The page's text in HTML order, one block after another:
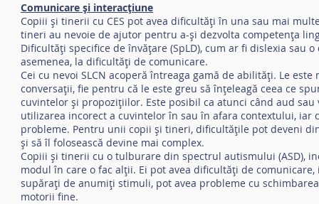
Comunicare și interacțiune
Copiii și tinerii cu CES pot avea dificultăți în una sau mai
tineri au nevoie de ajutor pentru a-și dezvolta competența
Dificultăți specifice de învățare (SpLD), cum ar fi dislexia sau
asemenea, la dificultăți de comunicare.
Cei cu nevoi SLCN acoperă întreaga gamă de abilități. Le
conversații, fie pentru că le este greu să înțeleagă ceea ce
cuvintelor și propozițiilor. Este posibil ca atunci când aud
utilizarea incorect a cuvintelor în sau în afara contextului, iar
probleme. Pentru unii copii și tineri, dificultățile pot deveni
și să îl folosească devine mai complex.
Copiii și tinerii cu o tulburare din spectrul autismului (ASD),
modul în care o fac alții. Ei pot avea dificultăți de
supărați de anumiți stimuli, pot avea probleme cu
motorii fine.